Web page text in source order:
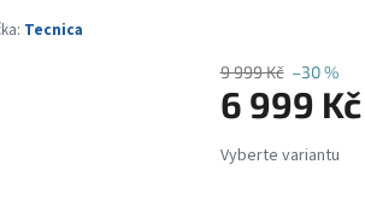
Tecnica
9 999 Kč –30 %
6 999 Kč
Měrná
cena: